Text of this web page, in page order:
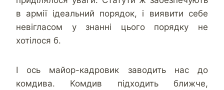
в армії ідеальний порядок, і виявити себе
невігласом у знанні цього порядку не
хотілося б.
І ось майор-кадровик заводить нас до
комдива. Комдив підходить ближче,